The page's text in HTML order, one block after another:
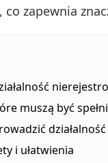
co zapewnia
muszą być
i ułatwienia